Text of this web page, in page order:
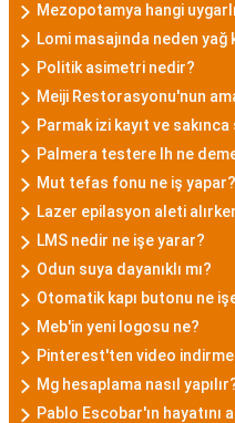
Mezopotamya hangi
Lomi masajında neden yağ
Politik asimetri nedir?
Meiji Restorasyonu'nun
Parmak izi kayıt ve
Palmera testere lh ne
Mut tefas fonu ne iş yapar?
Lazer epilasyon aleti
LMS nedir ne işe yarar?
Odun suya dayanıklı mı?
Otomatik kapı butonu ne
Meb'in yeni logosu ne?
Pinterest'ten video
Mg hesaplama nasıl
Pablo Escobar'ın hayatını